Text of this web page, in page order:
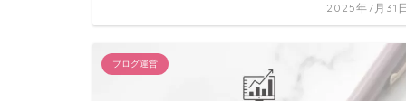
2025年7月31
ブログ運営